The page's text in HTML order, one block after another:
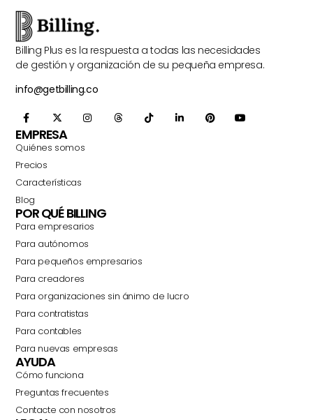
Billing Plus es la respuesta a todas las necesidades
de gestión y organización de su pequeña empresa.
info@getbilling.co
EMPRESA
Quiénes somos
Precios
Características
Blog
POR QUÉ BILLING
Para empresarios
Para autónomos
Para pequeños empresarios
Para creadores
Para organizaciones sin ánimo de lucro
Para contratistas
Para contables
Para nuevas empresas
AYUDA
Cómo funciona
Preguntas frecuentes
Contacte con nosotros